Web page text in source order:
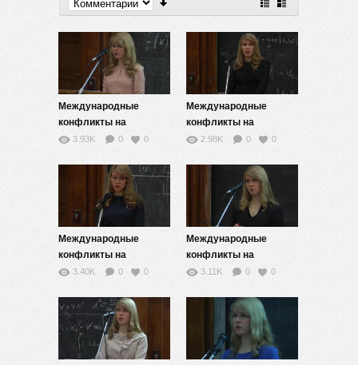
Международные
конфликты на
современном этапе 2
3.93K 0 0
Международные
конфликты на
современном этапе 2
2.98K 0 0
Международные
конфликты на
современном этапе —
3.40K 0 0
Международные
конфликты на
современном этапе —
3.11K 0 0